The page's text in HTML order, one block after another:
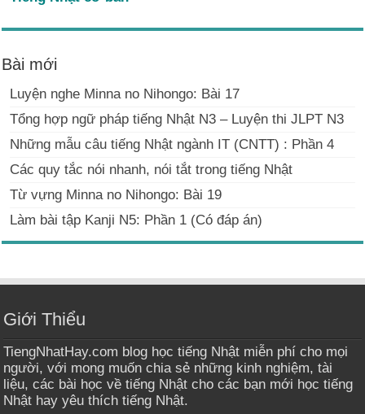
Bài mới
Luyện nghe Minna no Nihongo: Bài 17
Tổng hợp ngữ pháp tiếng Nhật N3 – Luyện thi JLPT N3
Những mẫu câu tiếng Nhật ngành IT (CNTT) : Phần 4
Các quy tắc nói nhanh, nói tắt trong tiếng Nhật
Từ vựng Minna no Nihongo: Bài 19
Làm bài tập Kanji N5: Phần 1 (Có đáp án)
Giới Thiểu
TiengNhatHay.com blog học tiếng Nhật miễn phí cho mọi
người, với mong muốn chia sẻ những kinh nghiệm, tài
liệu, các bài học về tiếng Nhật cho các bạn mới học tiếng
Nhật hay yêu thích tiếng Nhật.